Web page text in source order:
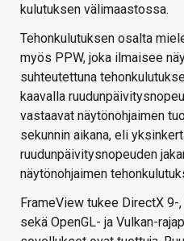
kulutuksen välimaastossa.
Tehonkulutuksen osalta
myös PPW, joka ilmaisee
suhteutettuna
kaavalla
vastaavat näytönohjaimen
sekunnin aikana, eli
ruudunpäivitysnopeuden
näytönohjaimen
FrameView tukee DirectX 9-
sekä OpenGL- ja Vulkan-